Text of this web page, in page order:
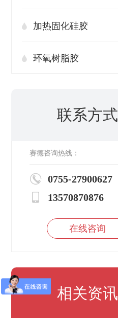
加热固化硅胶
环氧树脂胶
联系方式
赛德咨询热线：
0755-27900627
13570870876
在线咨询
相关资讯